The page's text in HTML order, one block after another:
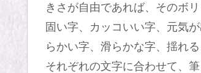
きさが自由であれば、そのボ
固い字、カッコいい字、元気
らかい字、滑らかな字、揺れ
それぞれの文字に合わせて、